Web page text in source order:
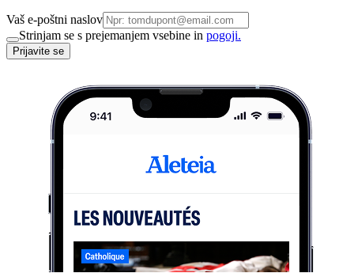
Vaš e-poštni naslov
Strinjam se s prejemanjem vsebine in pogoji.
Prijavite se